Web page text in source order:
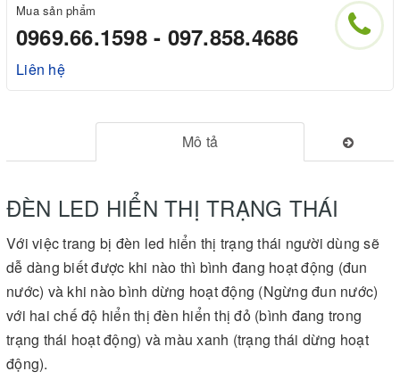
Mua sản phẩm
0969.66.1598 - 097.858.4686
Liên hệ
Mô tả
ĐÈN LED HIỂN THỊ TRẠNG THÁI
Với việc trang bị đèn led hiển thị trạng thái người dùng sẽ
dễ dàng biết được khi nào thì bình đang hoạt động (đun
nước) và khi nào bình dừng hoạt động (Ngừng đun nước)
với hai chế độ hiển thị đèn hiển thị đỏ (bình đang trong
trạng thái hoạt động) và màu xanh (trạng thái dừng hoạt
động).